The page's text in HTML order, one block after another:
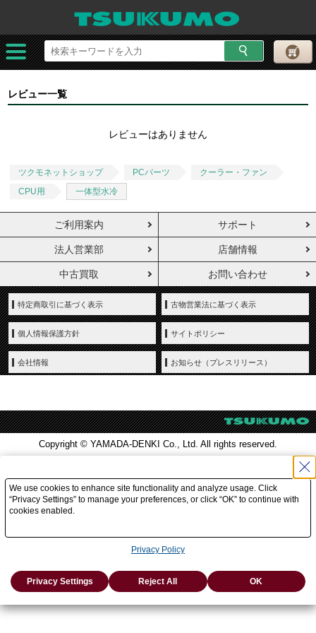
レビュー一覧
レビューはありません
ツクモネットショップ PCパーツ
クーラー・ファン
CPU用
一体型水冷
ご利用案内 サポート
法人営業部 店舗情報
中古買取 お問い合わせ
特定商取引に基づく表示 古物営業法に基づく表示
個人情報保護方針 サイトポリシー
会社情報 お知らせ（プレスリリース）
Copyright © YAMADA-DENKI Co., Ltd. All rights reserved.
We use cookies to enhance site functionality and analyze usage. Click
“Privacy Settings” to manage your preferences, or click “OK” to continue with
cookies enabled.
Privacy Policy
Privacy Settings Reject All OK